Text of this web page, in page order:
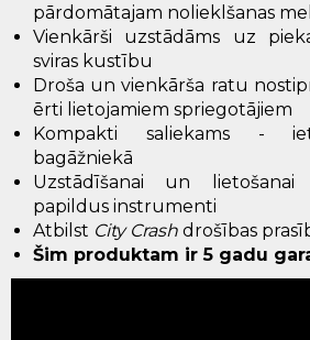
pārdomātajam nolieklšanas
Vienkārši uzstādāms uz
sviras kustību
Droša un vienkārša ratu
ērti lietojamiem spriegotājiem
Kompakti saliekams -
bagāžniekā
Uzstādīšanai un lietošanai
papildus instrumenti
Atbilst City Crash drošības
Šim produktam ir 5 gadu